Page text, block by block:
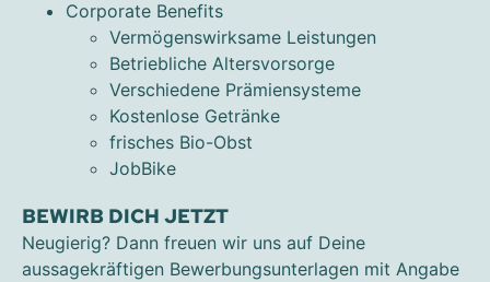
Corporate Benefits
Vermögenswirksame Leistungen
Betriebliche Altersvorsorge
Verschiedene Prämiensysteme
Kostenlose Getränke
frisches Bio-Obst
JobBike
BEWIRB DICH JETZT
Neugierig? Dann freuen wir uns auf Deine
aussagekräftigen Bewerbungsunterlagen mit Angabe